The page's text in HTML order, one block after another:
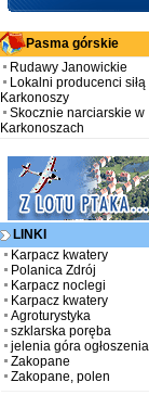
Pasma górskie
Rudawy Janowickie
Lokalni producenci siłą
Karkonoszy
Skocznie narciarskie w
Karkonoszach
LINKI
Karpacz kwatery
Polanica Zdrój
Karpacz noclegi
Karpacz kwatery
Agroturystyka
szklarska poręba
jelenia góra ogłoszenia
Zakopane
Zakopane, polen